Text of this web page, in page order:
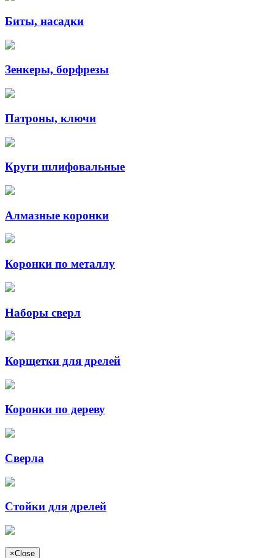
Биты, насадки
Зенкеры, борфрезы
Патроны, ключи
Круги шлифовальные
Алмазные коронки
Коронки по металлу
Наборы сверл
Корщетки для дрелей
Коронки по дереву
Сверла
Стойки для дрелей
×Close